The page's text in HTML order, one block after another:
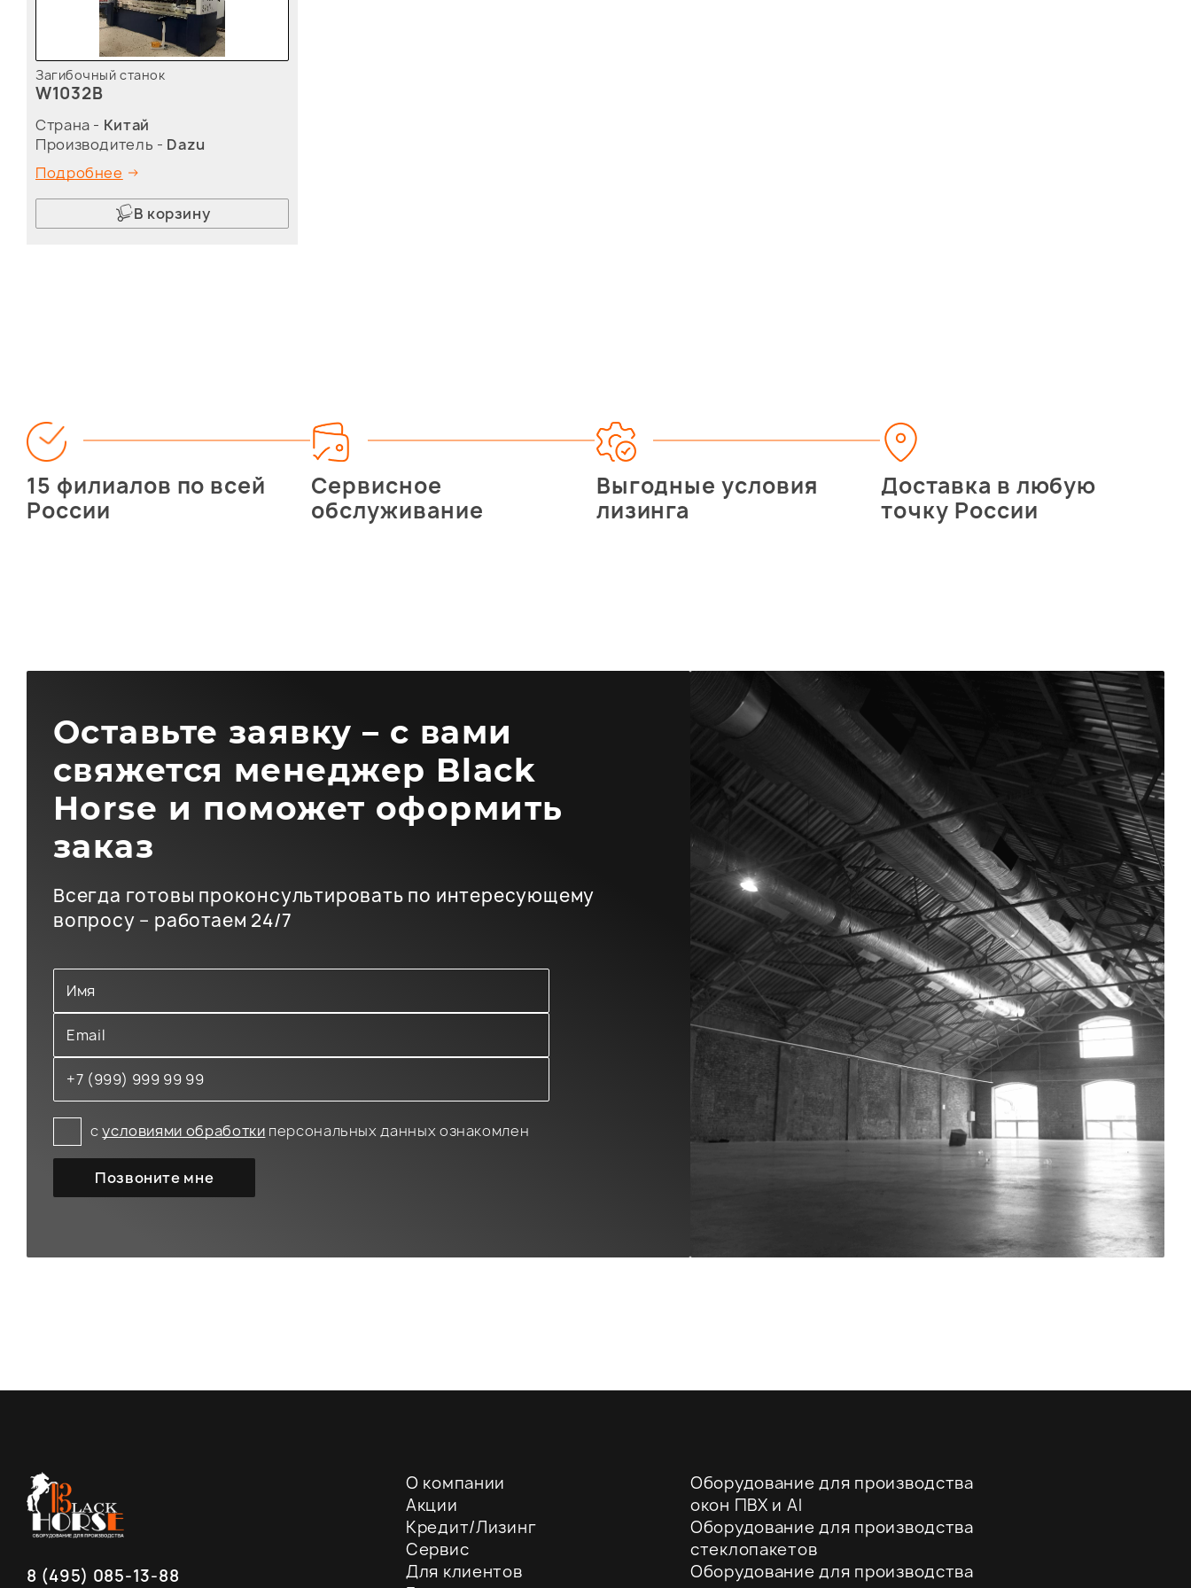
Загибочный станок
W1032B
Страна - Китай
Производитель - Dazu
Подробнее
В корзину
15 филиалов по всей
России
Сервисное
обслуживание
Выгодные условия
лизинга
Доставка в любую
точку России
Оставьте заявку – с вами
свяжется менеджер Black
Horse и поможет оформить
заказ
Всегда готовы проконсультировать по интересующему
вопросу – работаем 24/7
сусловиями обработки персональных данных ознакомлен
8 (495) 085-13-88
О компании
Акции
Кредит/Лизинг
Сервис
Для клиентов
Оборудование для производства
окон ПВХ и Al
Оборудование для производства
стеклопакетов
Оборудование для производства